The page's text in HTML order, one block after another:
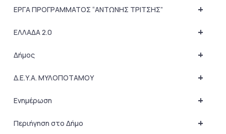
+
ΕΡΓΑ ΠΡΟΓΡΑΜΜΑΤΟΣ “ΑΝΤΩΝΗΣ ΤΡΙΤΣΗΣ”
+
ΕΛΛΑΔΑ 2.0
+
Δήμος
+
Δ.Ε.Υ.Α. ΜΥΛΟΠΟΤΑΜΟΥ
+
Ενημέρωση
+
Περιήγηση στο Δήμο